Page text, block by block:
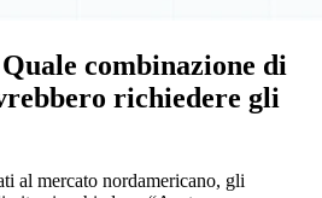
combinazione di
richiedere gli
al mercato nordamericano, gli